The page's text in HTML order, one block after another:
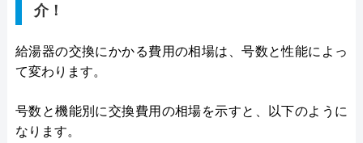
介！
給湯器の交換にかかる費用の相場は、号数と性能によっ
て変わります。
号数と機能別に交換費用の相場を示すと、以下のように
なります。